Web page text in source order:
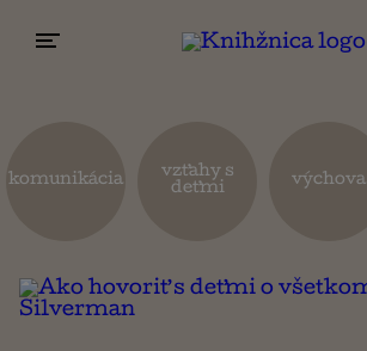
Náboženstvo a ezoterika
komunikácia
vzťahy s
deťmi
výchova